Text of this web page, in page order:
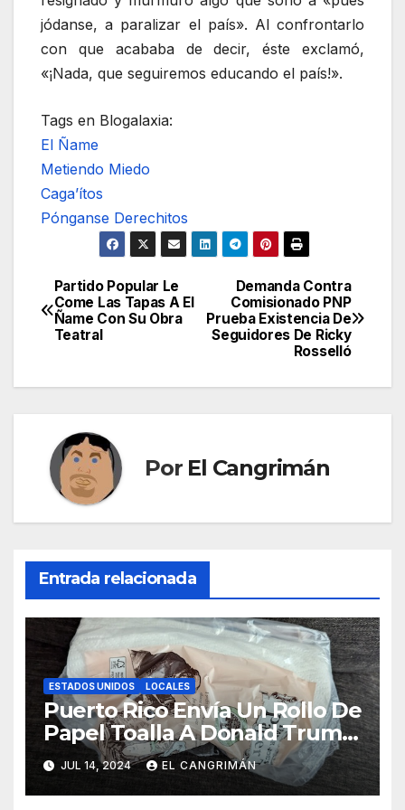
jódanse, a paralizar el país». Al confrontarlo
con que acababa de decir, éste exclamó,
«¡Nada, que seguiremos educando el país!».
Tags en Blogalaxia:
El Ñame
Metiendo Miedo
Caga’ítos
Pónganse Derechitos
Navegación
de
Demanda Contra
Comisionado PNP
Prueba Existencia De
Seguidores De Ricky
Rosselló
Partido Popular Le
Come Las Tapas A El
Ñame Con Su Obra
Teatral
Por El Cangrimán
Entrada relacionada
ESTADOS UNIDOS LOCALES
Puerto Rico Envía Un Rollo De
Papel Toalla A Donald Trump
Pa’ Que Use Las Hojas De
Curita
JUL 14, 2024 EL CANGRIMÁN